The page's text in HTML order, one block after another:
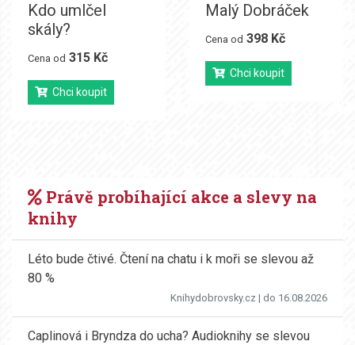
Kdo umlčel
skály?
Cena od 315 Kč
Chci koupit
Malý Dobráček
Cena od 398 Kč
Chci koupit
Právě probíhající akce a slevy na
knihy
Léto bude čtivé. Čtení na chatu i k moři se slevou až
80 %
Knihydobrovsky.cz | do 16.08.2026
Caplinová i Bryndza do ucha? Audioknihy se slevou